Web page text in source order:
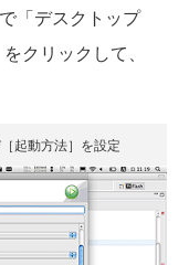
「デスクトップ
クリックして、
起動方法］を設定